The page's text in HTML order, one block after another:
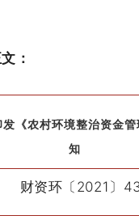
：
发《农村环境整治资金
知
财资环〔2021〕